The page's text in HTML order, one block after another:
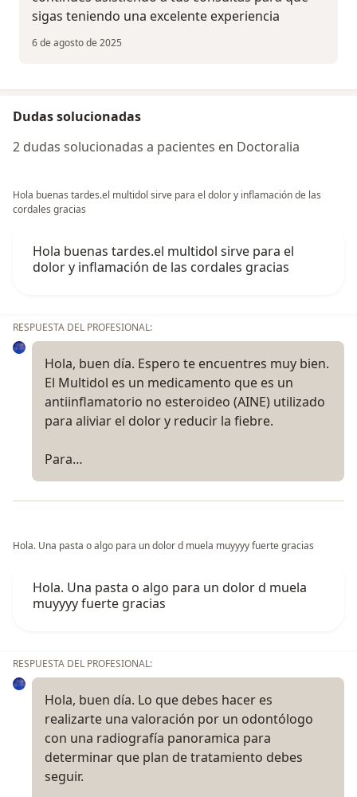
sigas teniendo una excelente experiencia
6 de agosto de 2025
Dudas solucionadas
2 dudas solucionadas a pacientes en Doctoralia
Hola buenas tardes.el multidol sirve para el dolor y inflamación de las
cordales gracias
Hola buenas tardes.el multidol sirve para el
dolor y inflamación de las cordales gracias
RESPUESTA DEL PROFESIONAL:
Hola, buen día. Espero te encuentres muy bien.
El Multidol es un medicamento que es un
antiinflamatorio no esteroideo (AINE) utilizado
para aliviar el dolor y reducir la fiebre.
Para…
Hola. Una pasta o algo para un dolor d muela muyyyy fuerte gracias
Hola. Una pasta o algo para un dolor d muela
muyyyy fuerte gracias
RESPUESTA DEL PROFESIONAL:
Hola, buen día. Lo que debes hacer es
realizarte una valoración por un odontólogo
con una radiografía panoramica para
determinar que plan de tratamiento debes
seguir.